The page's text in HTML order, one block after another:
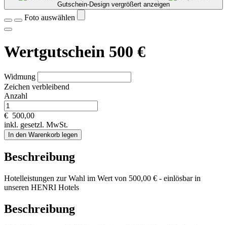
Gutschein-Design vergrößert anzeigen
Foto auswählen
Wertgutschein 500 €
Widmung
Zeichen verbleibend
Anzahl
€ 500,00
inkl. gesetzl. MwSt.
In den Warenkorb legen
Beschreibung
Hotelleistungen zur Wahl im Wert von 500,00 € - einlösbar in
unseren HENRI Hotels
Beschreibung